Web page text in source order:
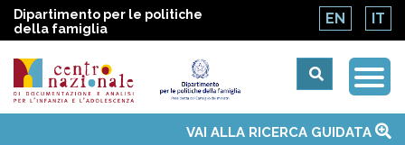
Dipartimento per le politiche
della famiglia
EN IT
Centro
VAI ALLA RICERCA GUIDATA